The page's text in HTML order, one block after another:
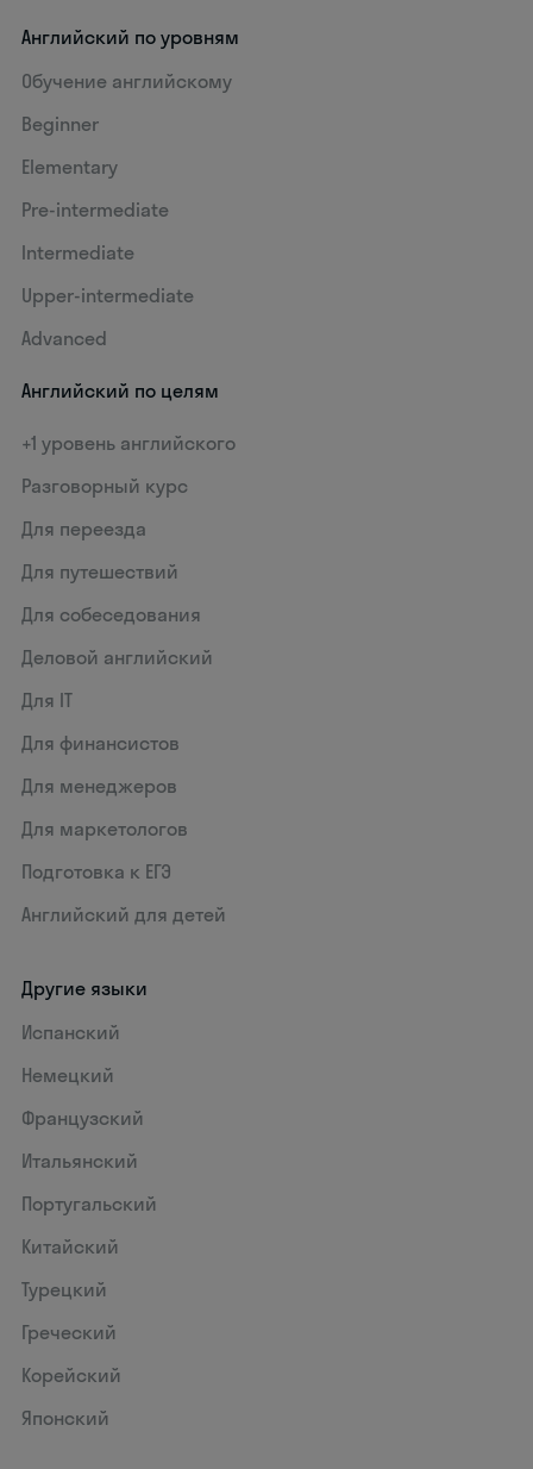
Английский по уровням
Обучение английскому
Beginner
Elementary
Pre-intermediate
Intermediate
Upper-intermediate
Advanced
Английский по целям
+1 уровень английского
Разговорный курс
Для переезда
Для путешествий
Для собеседования
Деловой английский
Для IT
Для финансистов
Для менеджеров
Для маркетологов
Подготовка к ЕГЭ
Английский для детей
Другие языки
Испанский
Немецкий
Французский
Итальянский
Португальский
Китайский
Турецкий
Греческий
Корейский
Японский